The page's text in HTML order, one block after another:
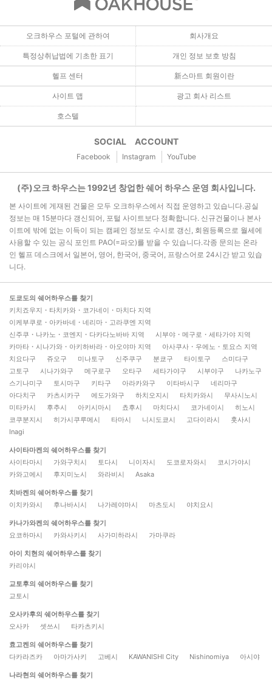
오크하우스 포털에 관하여 회사개요
특정상취납법에 기초한 표기 개인 정보 보호 방침
헬프 센터 新스마트 회원이란
사이트 맵 광고 회사 리스트
호스텔
SOCIAL ACCOUNT
Facebook Instagram YouTube
(주)오크 하우스는 1992년 창업한 쉐어 하우스 운영 회사입니다.
본 사이트에 게재된 건물은 모두 오크하우스에서 직접 운영하고 있습니다.공실
정보는 매 15분마다 갱신되어, 포털 사이트보다 정확합니다. 신규건물이나 본사
이트에 밖에 없는 이득이 되는 캠페인 정보도 수시로 갱신, 회원등록으로 월세에
사용할 수 있는 공식 포인트 PAO(=파오)를 받을 수 있습니다.각종 문의는 온라
인 헬프 데스크에서 일본어, 영어, 한국어, 중국어, 프랑스어로 24시간 받고 있습
니다.
도쿄도의 쉐어하우스를 찾기
키치죠우지・타치카와・코가네이・마치다 지역
이케부쿠로・아카바네・네리마・고라쿠엔 지역
신주쿠・나카노・코엔지・다카다노바바 지역
시부야・메구로・세타가야 지역
카마타・시나가와・아키하바라・아오야마 지역
아사쿠사・우에노・토요스 지역
치요다구
쥬오구 미나토구 신주쿠구 분쿄구 타이토구
스미다구
고토구
시나가와구 메구로구 오타구 세타가야구 시부야구
나카노구
스기나미구
토시마구 키타구 아라카와구 이타바시구
네리마구
아다치구
카츠시카구 에도가와구 하치오지시 타치카와시
무사시노시
미타카시
후추시 아키시마시 쵸후시 마치다시 코가네이시
히노시
코쿠분지시
히가시쿠루메시 타마시 니시도쿄시 고다이라시
훗사시
Inagi
사이타마켄의 쉐어하우스를 찾기
사이타마시
가와구치시 토다시 니이자시 도코로자와시
코시가야시
카와고에시
후지미노시 와라비시 Asaka
치바켄의 쉐어하우스를 찾기
이치카와시
후나바시시 나가레야마시 마츠도시 야치요시
카나가와켄의 쉐어하우스를 찾기
요코하마시
카와사키시 사가미하라시 가마쿠라
아이 치현의 쉐어하우스를 찾기
카리야시
교토후의 쉐어하우스를 찾기
교토시
오사카후의 쉐어하우스를 찾기
오사카
셋쓰시 타카츠키시
효고켄의 쉐어하우스를 찾기
다카라즈카
아마가사키 고베시 KAWANISHI City Nishinomiya 아시야
나라현의 쉐어하우스를 찾기